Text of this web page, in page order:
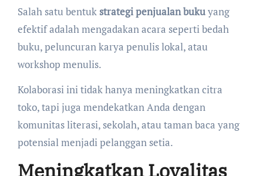
Salah satu bentuk strategi penjualan bukuyang
efektif adalah mengadakan acara seperti bedah
buku, peluncuran karya penulis lokal, atau
workshop menulis.
Kolaborasi ini tidak hanya meningkatkan citra
toko, tapi juga mendekatkan Anda dengan
komunitas literasi, sekolah, atau taman baca yang
potensial menjadi pelanggan setia.
Meningkatkan Loyalitas